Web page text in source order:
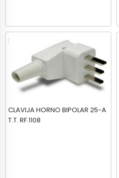
CLAVIJA HORNO BIPOLAR 25-A
T.T. RF.1108